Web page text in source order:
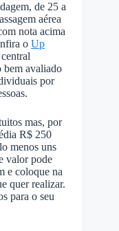
de 25 a
aérea
nota acima
o Up
bem avaliado
por
mas, por
R$ 250
menos uns
valor pode
e coloque na
quer realizar.
para o seu